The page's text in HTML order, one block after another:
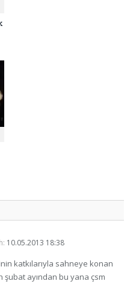
10.05.2013 18:38
katkılarıyla sahneye konan
şubat ayından bu yana çsm